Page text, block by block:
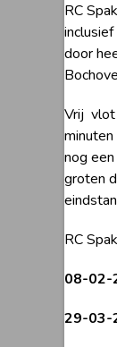
RC
door
Vrij vlot
nog
groten
RC
08-02-
29-03-